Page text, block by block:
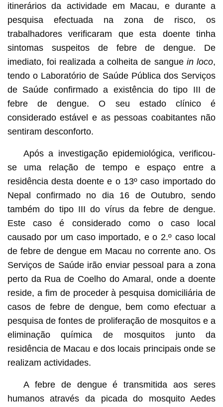
itinerários da actividade em Macau, e durante a
pesquisa efectuada na zona de risco, os
trabalhadores verificaram que esta doente tinha
sintomas suspeitos de febre de dengue. De
imediato, foi realizada a colheita de sangue in loco,
tendo o Laboratório de Saúde Pública dos Serviços
de Saúde confirmado a existência do tipo III de
febre de dengue. O seu estado clínico é
considerado estável e as pessoas coabitantes não
sentiram desconforto.
Após a investigação epidemiológica, verificou-
se uma relação de tempo e espaço entre a
residência desta doente e o 13º caso importado do
Nepal confirmado no dia 16 de Outubro, sendo
também do tipo III do vírus da febre de dengue.
Este caso é considerado como o caso local
causado por um caso importado, e o 2.º caso local
de febre de dengue em Macau no corrente ano. Os
Serviços de Saúde irão enviar pessoal para a zona
perto da Rua de Coelho do Amaral, onde a doente
reside, a fim de proceder à pesquisa domiciliária de
casos de febre de dengue, bem como efectuar a
pesquisa de fontes de proliferação de mosquitos e a
eliminação química de mosquitos junto da
residência de Macau e dos locais principais onde se
realizam actividades.
A febre de dengue é transmitida aos seres
humanos através da picada do mosquito Aedes